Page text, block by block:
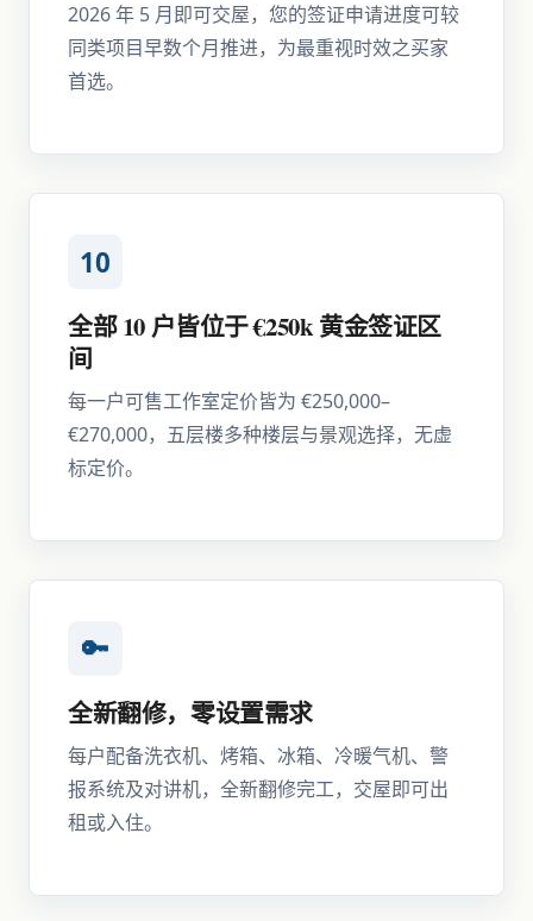
2026 年 5 月即可交屋，您的签证申请进度可较
同类项目早数个月推进，为最重视时效之买家
首选。
10
全部 10 户皆位于 €250k 黄金签证区
间
每一户可售工作室定价皆为 €250,000–
€270,000，五层楼多种楼层与景观选择，无虚
标定价。
🔑
全新翻修，零设置需求
每户配备洗衣机、烤箱、冰箱、冷暖气机、警
报系统及对讲机，全新翻修完工，交屋即可出
租或入住。